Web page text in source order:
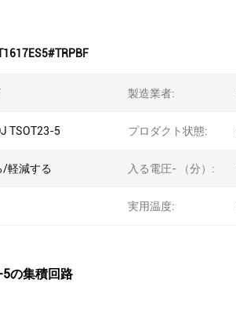
製造業者:
TSOT23-5 プロダクト状態:
/軽減する 入る電圧- （分）:
実用温度:
5の集積回路